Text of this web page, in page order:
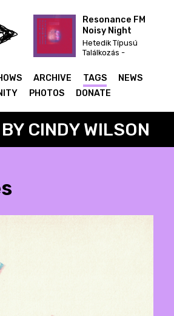
Resonance FM
Noisy Night
Hetedik Típusú
Találkozás -
felfújható mikulás
télapó 270cm
ARCHIVE TAGS
NEWS
PHOTOS DONATE
CINDY WILSON